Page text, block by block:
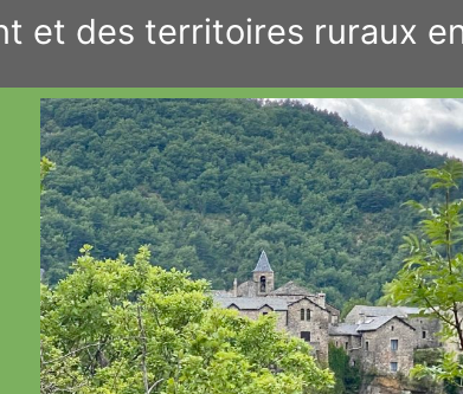
et des territoires ruraux